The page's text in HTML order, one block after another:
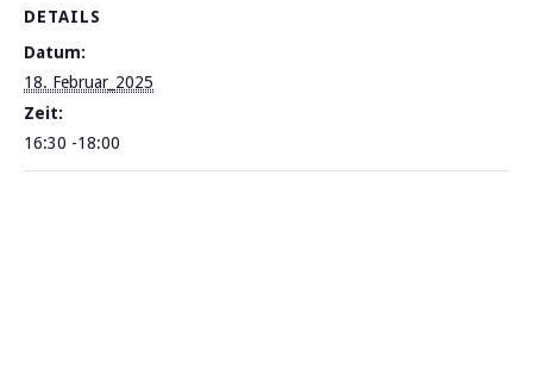
DETAILS
Datum:
18. Februar_2025
Zeit:
16:30 -18:00